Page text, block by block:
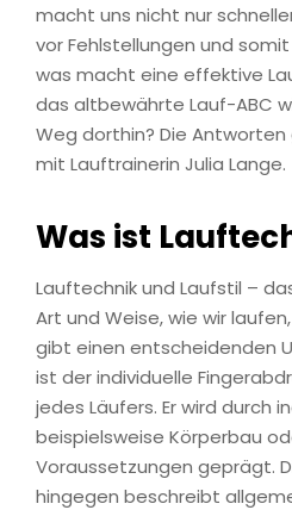
macht uns nicht nur
vor Fehlstellungen und
was macht eine effektive
das altbewährte Lauf-ABC
Weg dorthin? Die
mit Lauftrainerin Julia Lange.
Was ist
Lauftechnik und Laufstil –
Art und Weise, wie wir
gibt einen entscheidenden
ist der individuelle
jedes Läufers. Er wird durch
beispielsweise Körperbau
Voraussetzungen geprägt.
hingegen beschreibt